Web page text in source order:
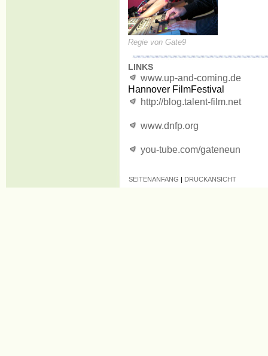
Regie von Gate9
LINKS
www.up-and-coming.de
Hannover FilmFestival
http://blog.talent-film.net
www.dnfp.org
you-tube.com/gateneun
SEITENANFANG DRUCKANSICHT